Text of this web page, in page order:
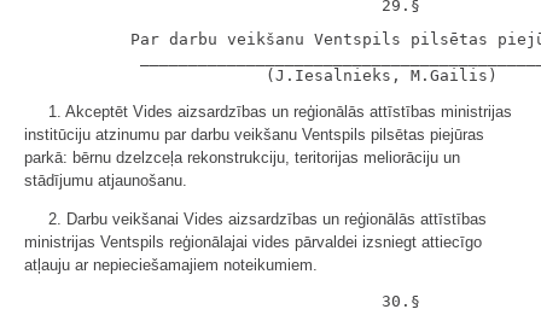
Par darbu veikšanu Ventspils pilsētas
1. Akceptēt Vides aizsardzības un reģionālās attīstības ministrijas
institūciju atzinumu par darbu veikšanu Ventspils pilsētas piejūras
parkā: bērnu dzelzceļa rekonstrukciju, teritorijas meliorāciju un
stādījumu atjaunošanu.
2. Darbu veikšanai Vides aizsardzības un reģionālās attīstības
ministrijas Ventspils reģionālajai vides pārvaldei izsniegt attiecīgo
atļauju ar nepieciešamajiem noteikumiem.